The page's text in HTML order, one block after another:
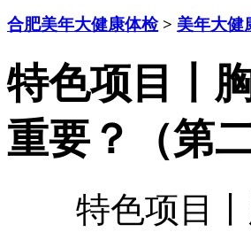
合肥美年大健康体检> 美年大健
特色项目丨
重要？（第
特色项目丨